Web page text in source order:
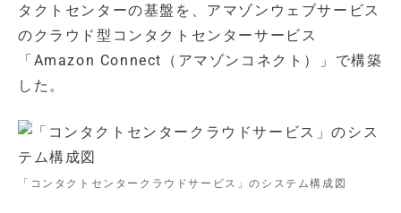
タクトセンターの基盤を、アマゾンウェブサービス
のクラウド型コンタクトセンターサービス
「Amazon Connect（アマゾンコネクト）」で構築
した。
「コンタクトセンタークラウドサービス」のシステム構成図